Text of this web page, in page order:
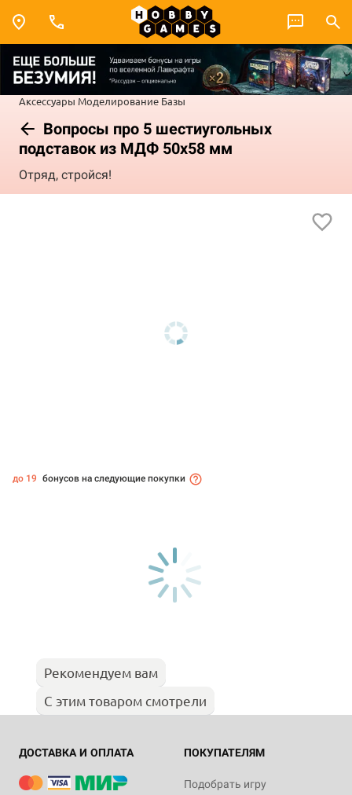
Аксессуары Моделирование Базы
Вопросы про 5 шестиугольных
подставок из МДФ 50х58 мм
Отряд, стройся!
до 19 бонусов на следующие покупки
Рекомендуем вам
С этим товаром смотрели
ДОСТАВКА И ОПЛАТА ПОКУПАТЕЛЯМ
Подобрать игру